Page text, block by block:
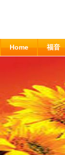
Home 福音